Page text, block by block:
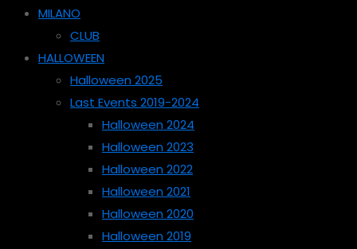
MILANO
CLUB
HALLOWEEN
Halloween 2025
Last Events 2019-2024
Halloween 2024
Halloween 2023
Halloween 2022
Halloween 2021
Halloween 2020
Halloween 2019